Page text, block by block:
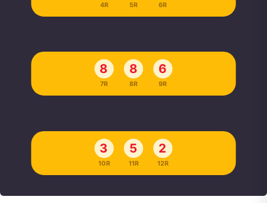
4R 5R 6R
8
7R
8
8R
6
9R
3
10R
5
11R
2
12R